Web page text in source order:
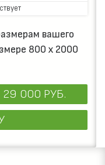
вашего
800 х 2000
000 РУБ.